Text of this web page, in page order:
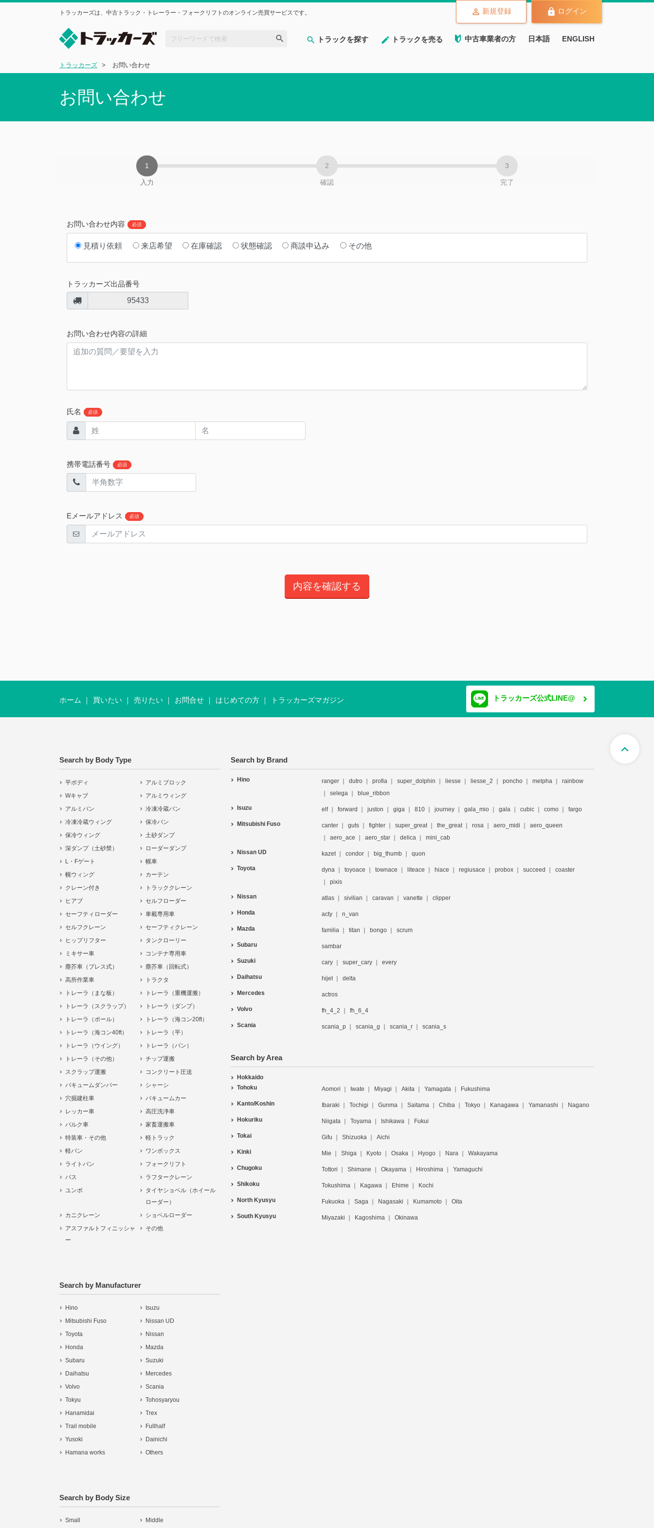
トラッカーズは、中古トラック・トレーラー・フォークリフトのオンライン売買サービスです。
トラックを探す トラックを売る 中古車業者の方 日本語 ENGLISH
新規登録 ログイン
トラッカーズ お問い合わせ
お問い合わせ
入力 確認 完了
お問い合わせ内容 必須
見積り依頼 来店希望 在庫確認 状態確認 商談申込み その他
トラッカーズ出品番号
95433
お問い合わせ内容の詳細
氏名 必須
携帯電話番号 必須
Eメールアドレス 必須
expand_less
ホーム 買いたい 売りたい お問合せ はじめての方 トラッカーズマガジン トラッカーズ公式LINE@
Search by Body Type
平ボディ
アルミブロック
Wキャブ
アルミウィング
アルミバン
冷凍冷蔵バン
冷凍冷蔵ウィング
保冷バン
保冷ウィング
土砂ダンプ
深ダンプ（土砂禁）
ローダーダンプ
L・Fゲート
幌車
幌ウィング
カーテン
クレーン付き
トラッククレーン
ヒアブ
セルフローダー
セーフティローダー
車載専用車
セルフクレーン
セーフティクレーン
ヒップリフター
タンクローリー
ミキサー車
コンテナ専用車
塵芥車（プレス式）
塵芥車（回転式）
高所作業車
トラクタ
トレーラ（まな板）
トレーラ（重機運搬）
トレーラ（スクラップ）
トレーラ（ダンプ）
トレーラ（ポール）
トレーラ（海コン20ft）
トレーラ（海コン40ft）
トレーラ（平）
トレーラ（ウイング）
トレーラ（バン）
トレーラ（その他）
チップ運搬
スクラップ運搬
コンクリート圧送
バキュームダンパー
シャーシ
穴掘建柱車
バキュームカー
レッカー車
高圧洗浄車
バルク車
家畜運搬車
特装車・その他
軽トラック
軽バン
ワンボックス
ライトバン
フォークリフト
バス
ラフタークレーン
ユンボ
タイヤショベル（ホイール
ローダー）
カニクレーン
ショベルローダー
アスファルトフィニッシャ
ー
その他
Search by Manufacturer
Hino
Isuzu
Mitsubishi Fuso
Nissan UD
Toyota
Nissan
Honda
Mazda
Subaru
Suzuki
Daihatsu
Mercedes
Volvo
Scania
Tokyu
Tohosyaryou
Hanamidai
Trex
Trail mobile
Fullhalf
Yusoki
Dainichi
Hamana works
Others
Search by Body Size
Small Middle
Search by Brand
Hino ranger dutro profia super_dolphin liesse liesse_2 poncho melpha
rainbow
selega
blue_ribbon
Isuzu elf forward juston giga 810 journey gala_mio gala cubic como fargo
Mitsubishi Fuso canter guts fighter super_great the_great rosa aero_midi
aero_queen
aero_ace
aero_star delica mini_cab
Nissan UD kazet condor big_thumb quon
Toyota dyna toyoace townace liteace hiace regiusace probox succeed
coaster
pixis
Nissan atlas sivilian caravan vanette clipper
Honda acty n_van
Mazda familia titan bongo scrum
Subaru sambar
Suzuki cary super_cary every
Daihatsu hijet delta
Mercedes actros
Volvo fh_4_2 fh_6_4
Scania scania_p scania_g scania_r scania_s
Search by Area
Hokkaido
Tohoku
Aomori Iwate Miyagi Akita Yamagata Fukushima
Kanto/Koshin Ibaraki Tochigi Gunma Saitama Chiba Tokyo Kanagawa Yamanashi Nagano
Hokuriku Niigata Toyama Ishikawa Fukui
Tokai Gifu Shizuoka Aichi
Kinki Mie Shiga Kyoto Osaka Hyogo Nara Wakayama
Chugoku Tottori Shimane Okayama Hiroshima Yamaguchi
Shikoku Tokushima Kagawa Ehime Kochi
North Kyusyu Fukuoka Saga Nagasaki Kumamoto Oita
South Kyusyu Miyazaki Kagoshima Okinawa